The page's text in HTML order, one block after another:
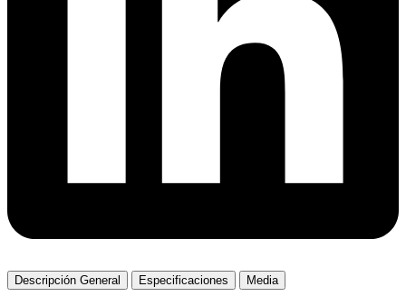
Descripción General Especificaciones Media